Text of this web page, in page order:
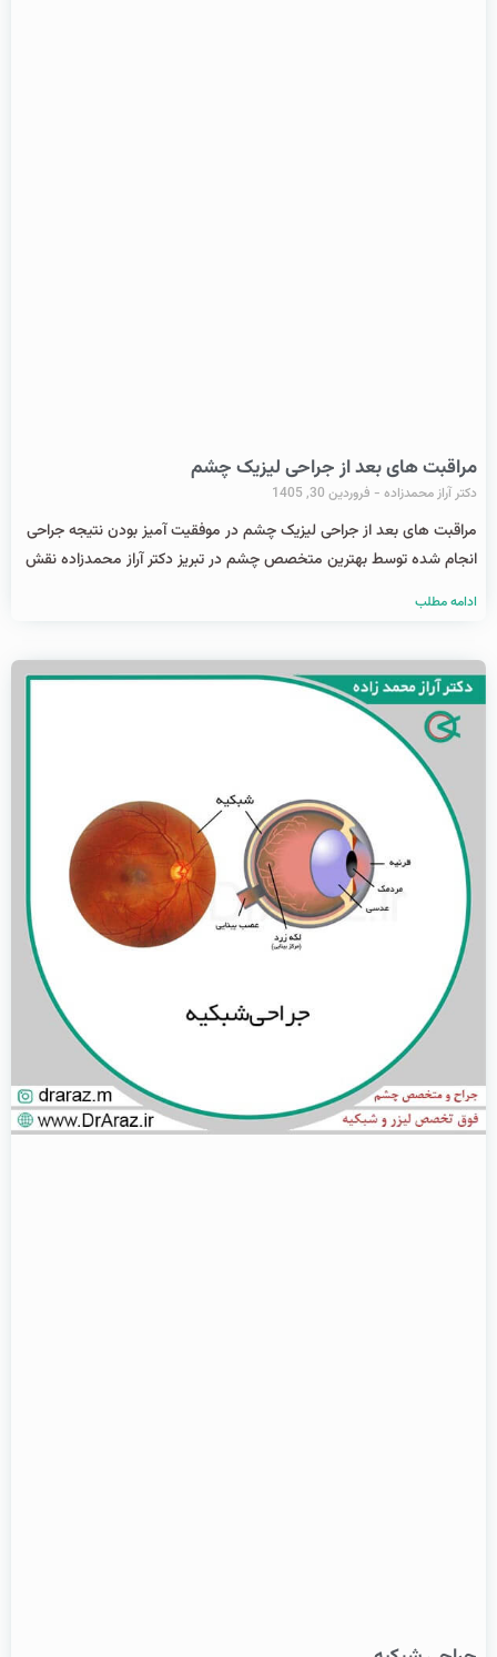
مراقبت های بعد از جراحی لیزیک چشم
دکتر آراز محمدزاده فروردین 30, 1405
مراقبت های بعد از جراحی لیزیک چشم در موفقیت آمیز بودن نتیجه جراحی
انجام شده توسط بهترین متخصص چشم در تبریز دکتر آراز محمدزاده نقش
ادامه مطلب